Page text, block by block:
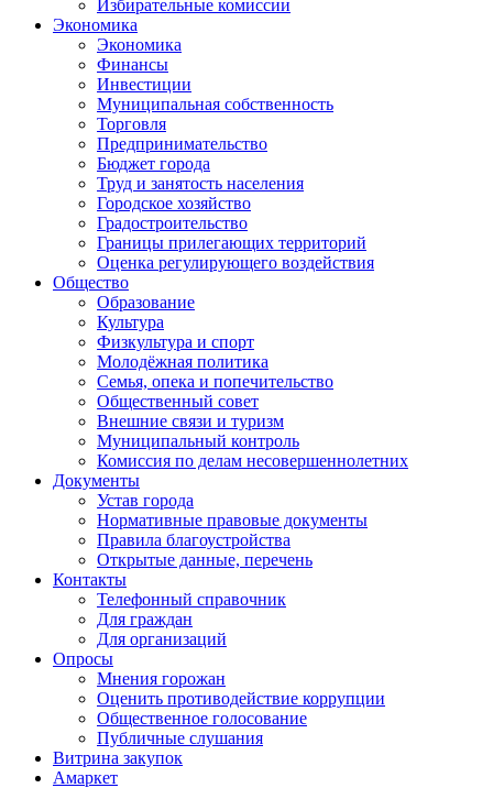
Избирательные комиссии
Экономика
Экономика
Финансы
Инвестиции
Муниципальная собственность
Торговля
Предпринимательство
Бюджет города
Труд и занятость населения
Городское хозяйство
Градостроительство
Границы прилегающих территорий
Оценка регулирующего воздействия
Общество
Образование
Культура
Физкультура и спорт
Молодёжная политика
Семья, опека и попечительство
Общественный совет
Внешние связи и туризм
Муниципальный контроль
Комиссия по делам несовершеннолетних
Документы
Устав города
Нормативные правовые документы
Правила благоустройства
Открытые данные, перечень
Контакты
Телефонный справочник
Для граждан
Для организаций
Опросы
Мнения горожан
Оценить противодействие коррупции
Общественное голосование
Публичные слушания
Витрина закупок
Амаркет